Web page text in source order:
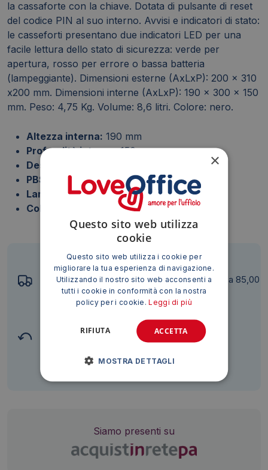
la cassaforte con la chiave. Dotata di pulsante di reset
del codice PIN al suo interno. Avvisi e indicatori di stato:
le casseforti presentano due indicatori LED per una
facile lettura dello stato di sicurezza: verde per
apertura, rosso per errore o bassa batteria
(lampeggiante). Dimensioni esterne (AxLxP): 200 x 310
x200 mm. Dimensioni interne (AxLxP): 190 x 300 x 150
mm. Peso: 4,75 Kg. Volume: 8,6 litri. Colore: nero.
Altezza interna: 190 mm
Profondità interna:150 mm
Descrizione prodotto:
200x310x200 mm
PBS-Attributo variante:allarmata
Larghezza interna:300 mm
Colore:
Spedizione: 6,99 €, gratis per ordini superiori a 85,00
€ + IVA*
(escluso Sicilia, Sardegna e isole minori)
Diritto di recesso
Siamo presenti su
×
Questo sito web utilizza
cookie
Questo sito web utilizza i cookie per
migliorare la tua esperienza di navigazione.
Utilizzando il nostro sito web acconsenti a
tutti i cookie in conformità con la nostra
policy per i cookie.Leggi di più
ACCETTA
RIFIUTA
MOSTRA DETTAGLI